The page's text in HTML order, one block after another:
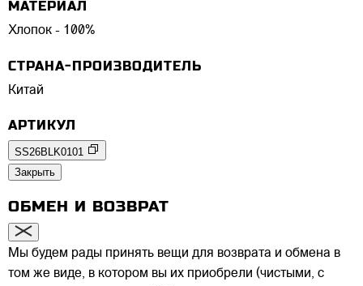
МАТЕРИАЛ
Хлопок - 100%
СТРАНА-ПРОИЗВОДИТЕЛЬ
Китай
АРТИКУЛ
SS26BLK0101
Закрыть
ОБМЕН И ВОЗВРАТ
Мы будем рады принять вещи для возврата и обмена в
том же виде, в котором вы их приобрели (чистыми, с